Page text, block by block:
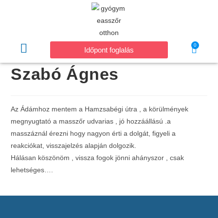
Időpont foglalás
0
Szabó Ágnes
Az Ádámhoz mentem a Hamzsabégi útra , a körülmények
megnyugtató a masszőr udvarias , jó hozzáállású .a
masszáznál érezni hogy nagyon érti a dolgát, figyeli a
reakciókat, visszajelzés alapján dolgozik.
Hálásan köszönöm , vissza fogok jönni ahányszor , csak
lehetséges….